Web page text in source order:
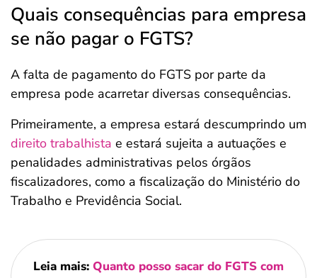
Quais consequências para empresa
se não pagar o FGTS?
A falta de pagamento do FGTS por parte da
empresa pode acarretar diversas consequências.
Primeiramente, a empresa estará descumprindo um
direito trabalhista e estará sujeita a autuações e
penalidades administrativas pelos órgãos
fiscalizadores, como a fiscalização do Ministério do
Trabalho e Previdência Social.
Leia mais: Quanto posso sacar do FGTS com